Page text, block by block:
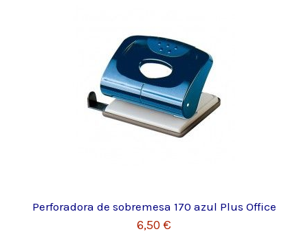
Perforadora de sobremesa 170 azul Plus Office
6,50 €